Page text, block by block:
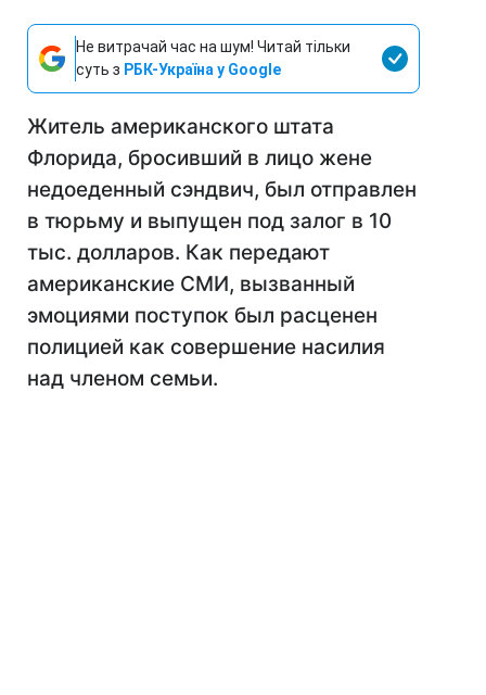
Не витрачай час на шум! Читай тільки
суть з РБК-Україна у Google
Житель американского штата
Флорида, бросивший в лицо жене
недоеденный сэндвич, был отправлен
в тюрьму и выпущен под залог в 10
тыс. долларов. Как передают
американские СМИ, вызванный
эмоциями поступок был расценен
полицией как совершение насилия
над членом семьи.